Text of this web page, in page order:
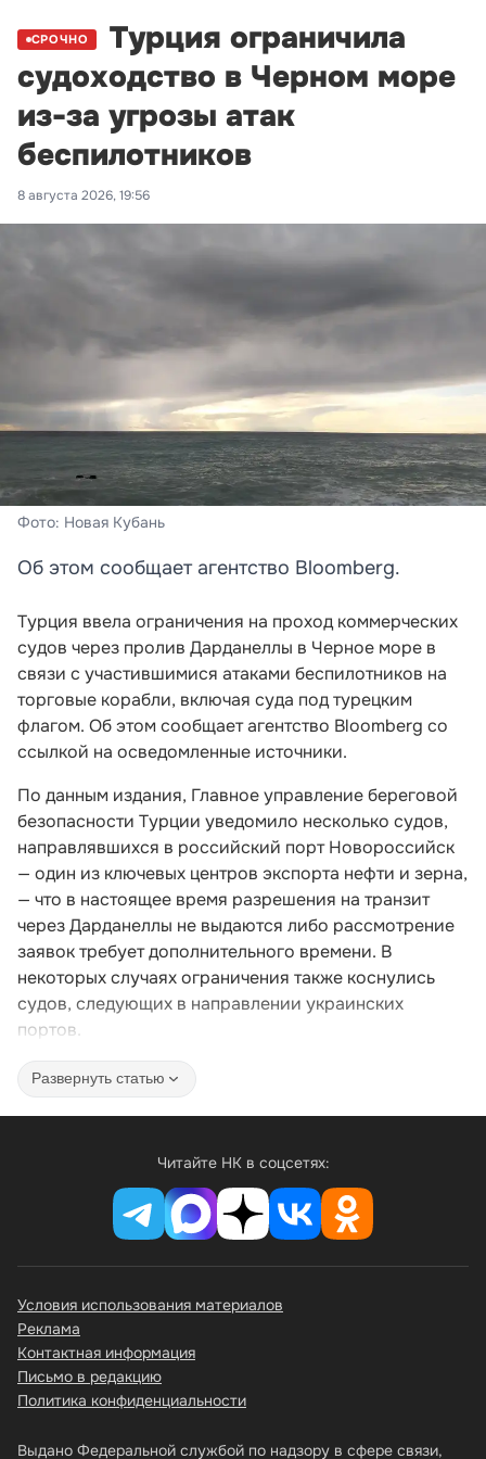
СРОЧНО
Турция ограничила
судоходство в Черном море
из-за угрозы атак
беспилотников
8 августа 2026, 19:56
Фото: Новая Кубань
Об этом сообщает агентство Bloomberg.
Турция ввела ограничения на проход коммерческих
судов через пролив Дарданеллы в Черное море в
связи с участившимися атаками беспилотников на
торговые корабли, включая суда под турецким
флагом. Об этом сообщает агентство Bloomberg со
ссылкой на осведомленные источники.
По данным издания, Главное управление береговой
безопасности Турции уведомило несколько судов,
направлявшихся в российский порт Новороссийск
— один из ключевых центров экспорта нефти и зерна,
— что в настоящее время разрешения на транзит
через Дарданеллы не выдаются либо рассмотрение
заявок требует дополнительного времени. В
некоторых случаях ограничения также коснулись
судов, следующих в направлении украинских
портов.
Развернуть статью
Читайте НК в соцсетях:
Выдано Федеральной службой по надзору в сфере связи,
Условия использования материалов
Реклама
Контактная информация
Письмо в редакцию
Политика конфиденциальности